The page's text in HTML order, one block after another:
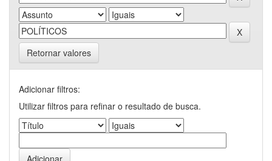
Retornar valores
Adicionar filtros:
Utilizar filtros para refinar o resultado de busca.